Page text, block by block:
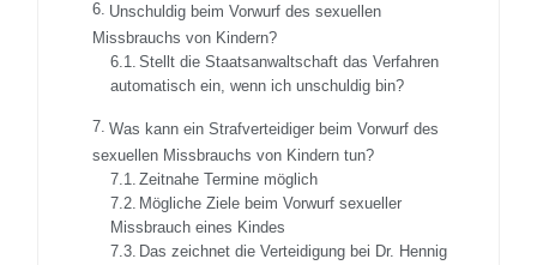
Unschuldig beim Vorwurf des sexuellen
Missbrauchs von Kindern?
Stellt die Staatsanwaltschaft das Verfahren
automatisch ein, wenn ich unschuldig bin?
Was kann ein Strafverteidiger beim Vorwurf des
sexuellen Missbrauchs von Kindern tun?
Zeitnahe Termine möglich
Mögliche Ziele beim Vorwurf sexueller
Missbrauch eines Kindes
Das zeichnet die Verteidigung bei Dr. Hennig